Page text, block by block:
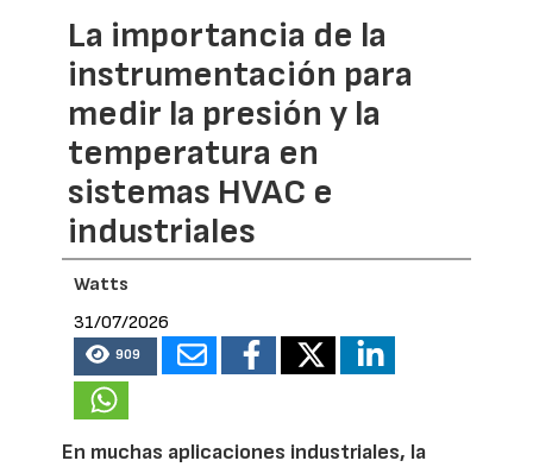
La importancia de la
instrumentación para
medir la presión y la
temperatura en
sistemas HVAC e
industriales
Watts
31/07/2026
909
En muchas aplicaciones industriales, la